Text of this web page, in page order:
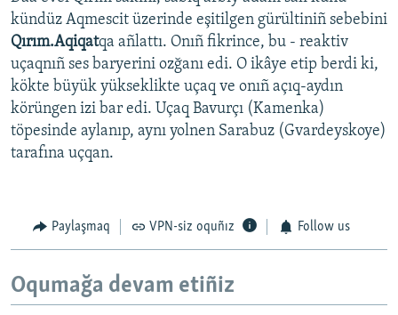
kündüz Aqmescit üzerinde eşitilgen gürültiniñ sebebini
Qırım.Aqiqatqa añlattı. Onıñ fikrince, bu - reaktiv
uçaqnıñ ses baryerini ozğanı edi. O ikâye etip berdi ki,
kökte büyük yükseklikte uçaq ve onıñ açıq-aydın
körüngen izi bar edi. Uçaq Bavurçı (Kamenka)
töpesinde aylanıp, aynı yolnen Sarabuz (Gvardeyskoye)
tarafına uçqan.
Paylaşmaq VPN-siz oquñız Follow us
Oqumağa devam etiñiz